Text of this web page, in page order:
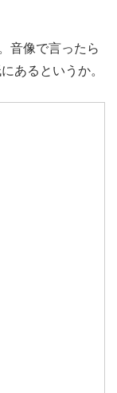
音像で言ったら
あるというか。